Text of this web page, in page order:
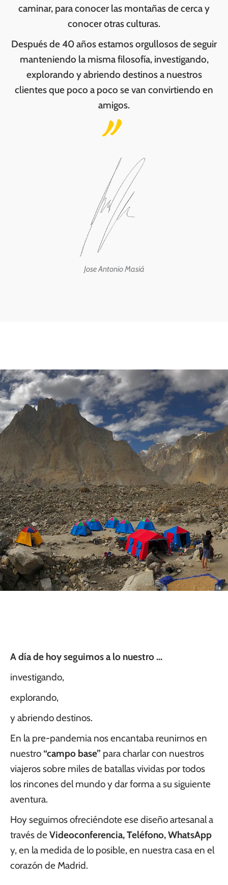
caminar, para conocer las montañas de cerca y
conocer otras culturas.
Después de 40 años estamos orgullosos de seguir
manteniendo la misma filosofía, investigando,
explorando y abriendo destinos a nuestros
clientes que poco a poco se van convirtiendo en
amigos.
Jose Antonio Masiá
A día de hoy seguimos a lo nuestro ...
investigando,
explorando,
y abriendo destinos.
En la pre-pandemia nos encantaba reunirnos en
nuestro “campo base” para charlar con nuestros
viajeros sobre miles de batallas vividas por todos
los rincones del mundo y dar forma a su siguiente
aventura.
Hoy seguimos ofreciéndote ese diseño artesanal a
través deVideoconferencia, Teléfono, WhatsApp
y, en la medida de lo posible, en nuestra casa en el
corazón de Madrid.